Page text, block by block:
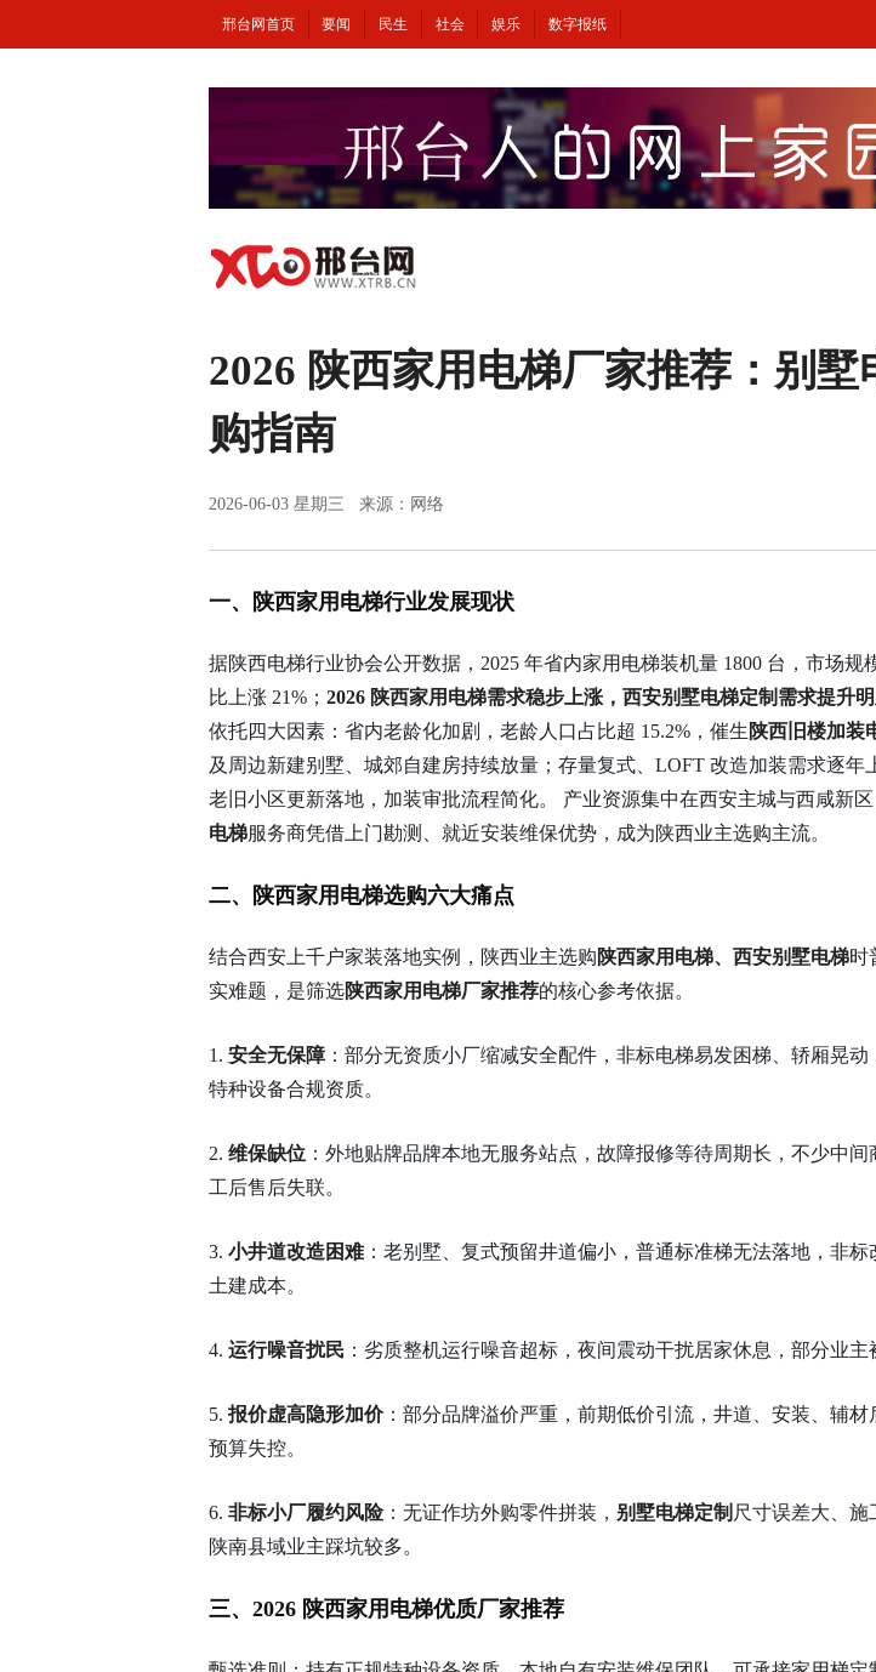
邢台网首页 要闻 民生 社会 娱乐 数字报纸
2026 陕西家用电梯厂家推荐：别
购指南
2026-06-03 星期三 来源：网络
一、陕西家用电梯行业发展现状
据陕西电梯行业协会公开数据，2025 年省内家用电梯装机量 1800 台，市场规
比上涨 21%； 2026 陕西家用电梯需求稳步上涨，西安别墅电梯定制需求提升
依托四大因素：省内老龄化加剧，老龄人口占比超 15.2%，催生陕西旧楼加装
及周边新建别墅、城郊自建房持续放量；存量复式、LOFT 改造加装需求逐年
老旧小区更新落地，加装审批流程简化。 产业资源集中在西安主城与西咸新
电梯服务商凭借上门勘测、就近安装维保优势，成为陕西业主选购主流。
二、陕西家用电梯选购六大痛点
结合西安上千户家装落地实例，陕西业主选购陕西家用电梯、西安别墅电梯时
实难题，是筛选陕西家用电梯厂家推荐的核心参考依据。
1. 安全无保障：部分无资质小厂缩减安全配件，非标电梯易发困梯、轿厢晃动
特种设备合规资质。
2. 维保缺位 ：外地贴牌品牌本地无服务站点，故障报修等待周期长，不少中
工后售后失联。
3. 小井道改造困难：老别墅、复式预留井道偏小，普通标准梯无法落地，非标
土建成本。
4. 运行噪音扰民 ：劣质整机运行噪音超标，夜间震动干扰居家休息，部分业主
5. 报价虚高隐形加价：部分品牌溢价严重，前期低价引流，井道、安装、辅材
预算失控。
6. 非标小厂履约风险：无证作坊外购零件拼装， 别墅电梯定制 尺寸误差大、施
陕南县域业主踩坑较多。
三、2026 陕西家用电梯优质厂家推荐